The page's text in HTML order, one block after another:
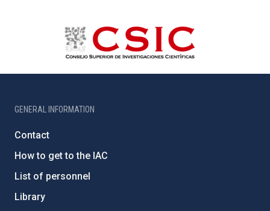
GENERAL INFORMATION
Contact
How to get to the IAC
List of personnel
Library